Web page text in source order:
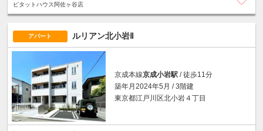
ピタットハウス阿佐ヶ谷店
アパート ルリアン北小岩Ⅱ
京成本線京成小岩駅 / 徒歩11分
築年月2024年5月 / 3階建
東京都江戸川区北小岩４丁目